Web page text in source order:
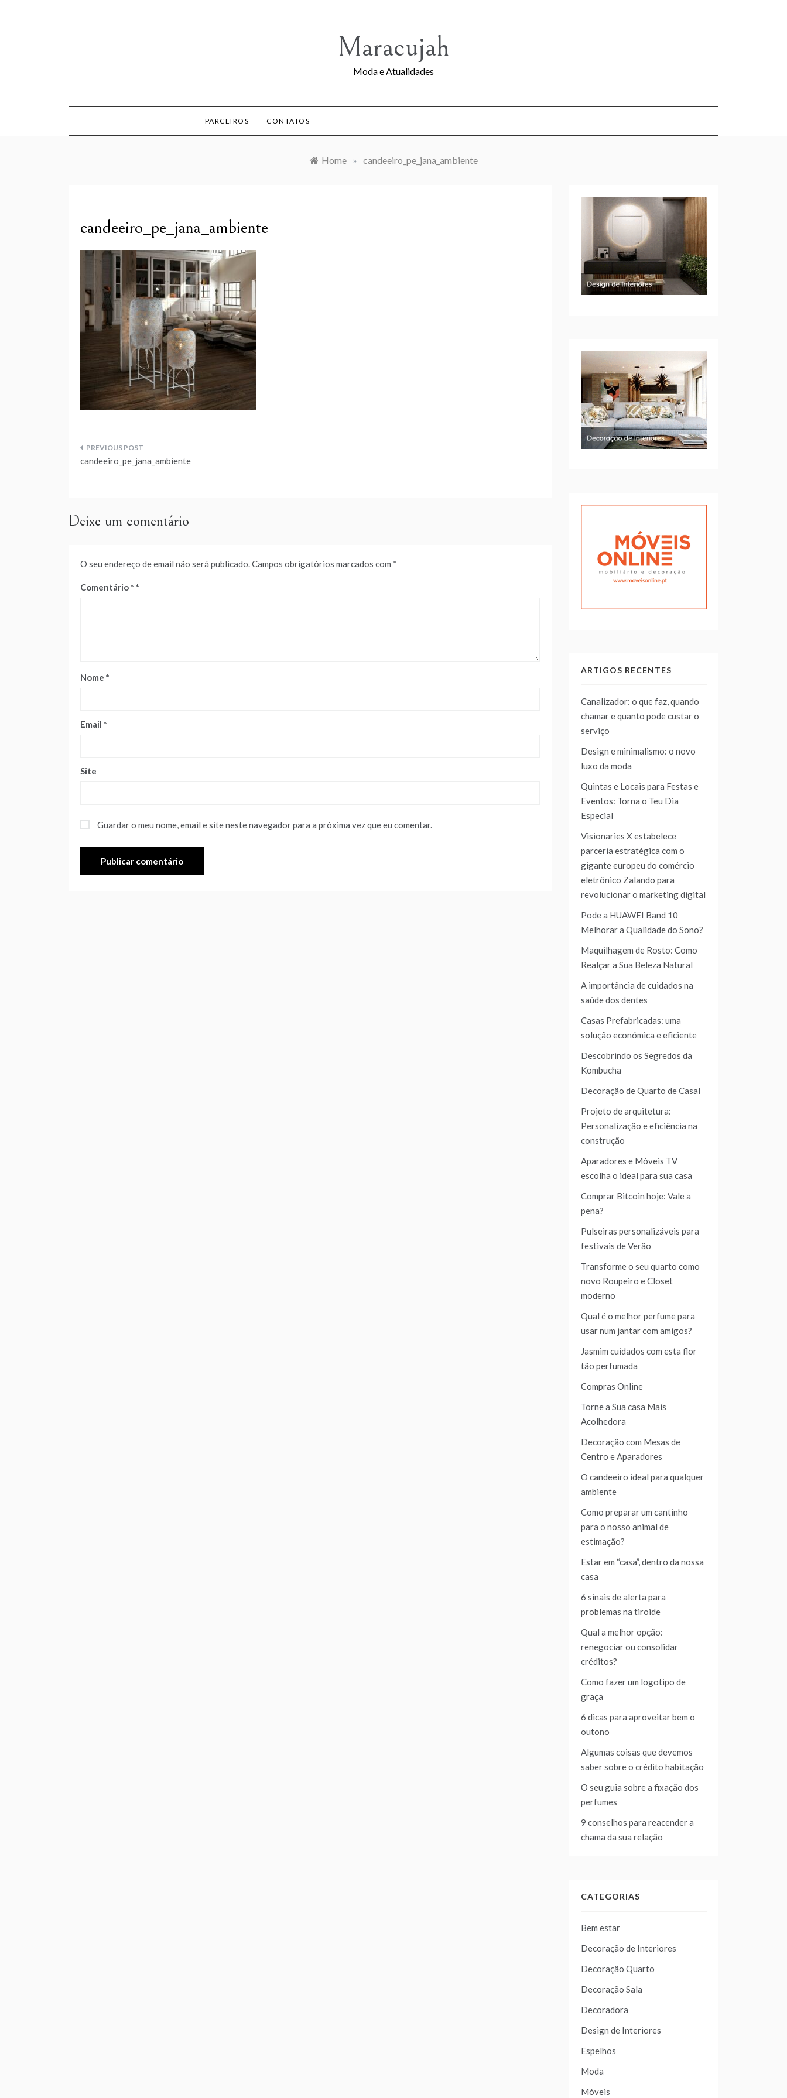
Maracujah
Moda e Atualidades
PARCEIROS CONTATOS
Home » candeeiro_pe_jana_ambiente
candeeiro_pe_jana_ambiente
Navegação
candeeiro_pe_jana_ambiente
Deixe um comentário
O seu endereço de email não será publicado.Campos obrigatórios marcados com *
Comentário*
Nome *
Email *
Site
Guardar o meu nome, email e site neste navegador para a próxima vez que eu comentar.
ARTIGOS RECENTES
Canalizador: o que faz, quando
chamar e quanto pode custar o
serviço
Design e minimalismo: o novo
luxo da moda
Quintas e Locais para Festas e
Eventos: Torna o Teu Dia
Especial
Visionaries X estabelece
parceria estratégica com o
gigante europeu do comércio
eletrônico Zalando para
revolucionar o marketing digital
Pode a HUAWEI Band 10
Melhorar a Qualidade do Sono?
Maquilhagem de Rosto: Como
Realçar a Sua Beleza Natural
A importância de cuidados na
saúde dos dentes
Casas Prefabricadas: uma
solução económica e eficiente
Descobrindo os Segredos da
Kombucha
Decoração de Quarto de Casal
Projeto de arquitetura:
Personalização e eficiência na
construção
Aparadores e Móveis TV
escolha o ideal para sua casa
Comprar Bitcoin hoje: Vale a
pena?
Pulseiras personalizáveis para
festivais de Verão
Transforme o seu quarto como
novo Roupeiro e Closet
moderno
Qual é o melhor perfume para
usar num jantar com amigos?
Jasmim cuidados com esta flor
tão perfumada
Compras Online
Torne a Sua casa Mais
Acolhedora
Decoração com Mesas de
Centro e Aparadores
O candeeiro ideal para qualquer
ambiente
Como preparar um cantinho
para o nosso animal de
estimação?
Estar em “casa”, dentro da nossa
casa
6 sinais de alerta para
problemas na tiroide
Qual a melhor opção:
renegociar ou consolidar
créditos?
Como fazer um logotipo de
graça
6 dicas para aproveitar bem o
outono
Algumas coisas que devemos
saber sobre o crédito habitação
O seu guia sobre a fixação dos
perfumes
9 conselhos para reacender a
chama da sua relação
CATEGORIAS
Bem estar
Decoração de Interiores
Decoração Quarto
Decoração Sala
Decoradora
Design de Interiores
Espelhos
Moda
Móveis